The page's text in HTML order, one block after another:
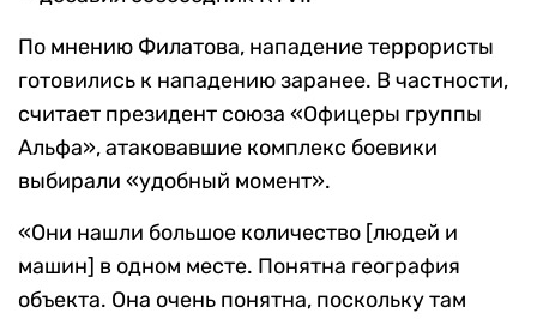
По мнению Филатова, нападение террористы
готовились к нападению заранее. В частности,
считает президент союза «Офицеры группы
Альфа», атаковавшие комплекс боевики
выбирали «удобный момент».
«Они нашли большое количество [людей и
машин] в одном месте. Понятна география
объекта. Она очень понятна, поскольку там